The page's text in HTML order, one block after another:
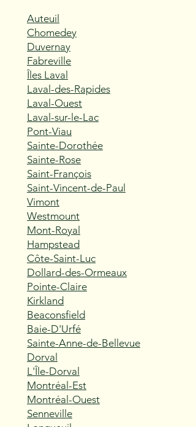
Auteuil
Chomedey
Duvernay
Fabreville
Îles Laval
Laval-des-Rapides
Laval-Ouest
Laval-sur-le-Lac
Pont-Viau
Sainte-Dorothée
Sainte-Rose
Saint-François
Saint-Vincent-de-Paul
Vimont
Westmount
Mont-Royal
Hampstead
Côte-Saint-Luc
Dollard-des-Ormeaux
Pointe-Claire
Kirkland
Beaconsfield
Baie-D'Urfé
Sainte-Anne-de-Bellevue
Dorval
L'Île-Dorval
Montréal-Est
Montréal-Ouest
Senneville